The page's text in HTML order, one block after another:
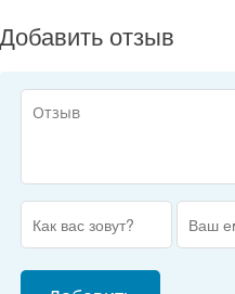
Добавить отзыв